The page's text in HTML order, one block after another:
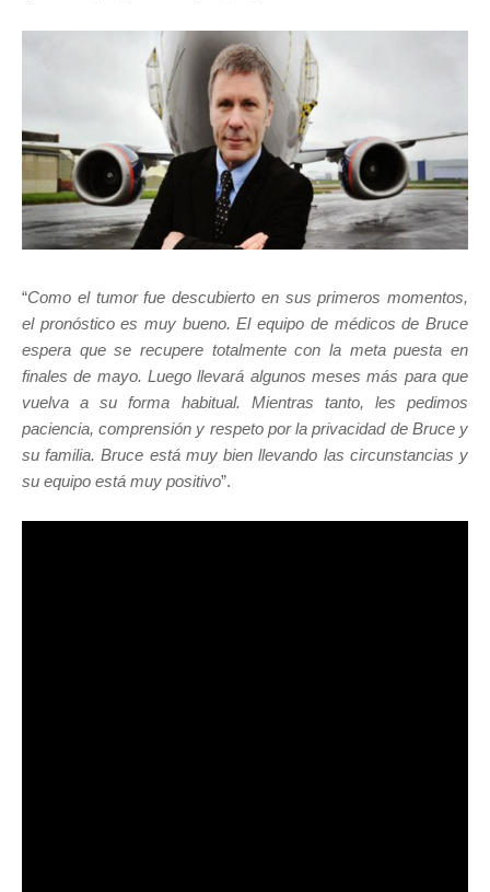
“Como el tumor fue descubierto en sus primeros momentos,
el pronóstico es muy bueno. El equipo de médicos de Bruce
espera que se recupere totalmente con la meta puesta en
finales de mayo. Luego llevará algunos meses más para que
vuelva a su forma habitual. Mientras tanto, les pedimos
paciencia, comprensión y respeto por la privacidad de Bruce y
su familia. Bruce está muy bien llevando las circunstancias y
su equipo está muy positivo”.